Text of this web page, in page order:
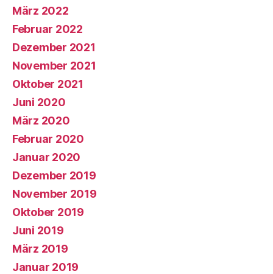
März 2022
Februar 2022
Dezember 2021
November 2021
Oktober 2021
Juni 2020
März 2020
Februar 2020
Januar 2020
Dezember 2019
November 2019
Oktober 2019
Juni 2019
März 2019
Januar 2019